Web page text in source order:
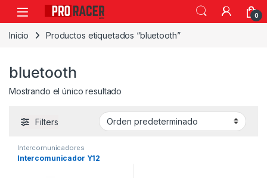
0
Inicio Productos etiquetados “bluetooth”
bluetooth
Mostrando el único resultado
Filters
Intercomunicadores
Intercomunicador Y12